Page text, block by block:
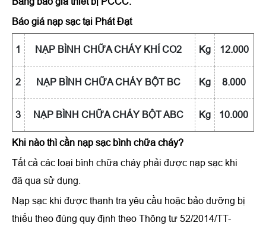
Báo giá nạp sạc tại Phát Đạt
1 NẠP BÌNH CHỮA CHÁY KHÍ CO2 Kg 12.000
2 NẠP BÌNH CHỮA CHÁY BỘT BC Kg 8.000
3 NẠP BÌNH CHỮA CHÁY BỘT ABC Kg 10.000
Khi nào thì cần nạp sạc bình chữa cháy?
Tất cả các loại bình chữa cháy phải được nạp sạc khi
đã qua sử dụng.
Nạp sạc khi được thanh tra yêu cầu hoặc bảo dưỡng bị
thiếu theo đúng quy định theo Thông tư 52/2014/TT-